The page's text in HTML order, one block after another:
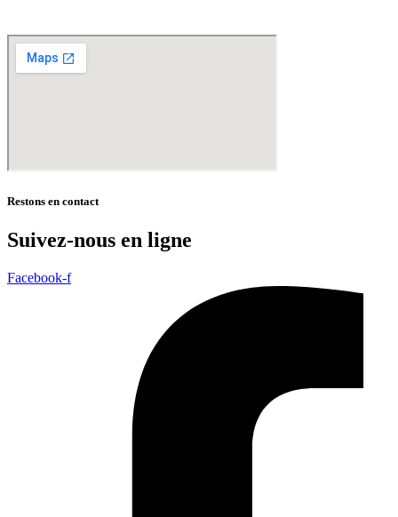
Restons en contact
Suivez-nous en ligne
Facebook-f